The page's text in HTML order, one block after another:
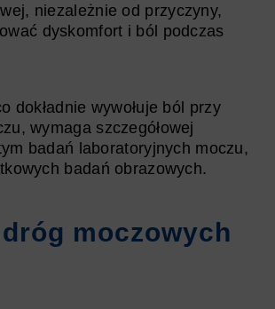
niezależnie od przyczyny,
dyskomfort i ból podczas
dokładnie wywołuje ból przy
wymaga szczegółowej
badań laboratoryjnych moczu,
badań obrazowych.
moczowych